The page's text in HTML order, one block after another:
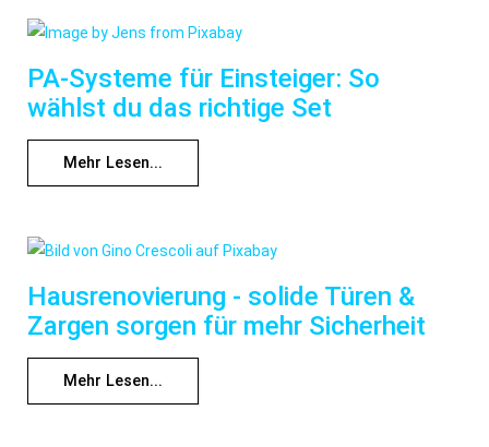
PA-Systeme für Einsteiger: So
wählst du das richtige Set
Mehr Lesen...
Hausrenovierung - solide Türen &
Zargen sorgen für mehr Sicherheit
Mehr Lesen...